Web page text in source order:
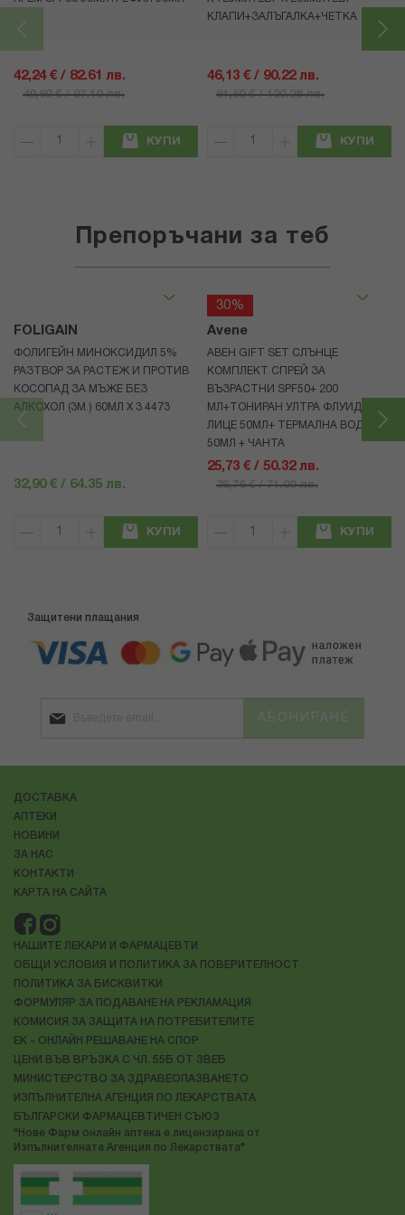
42,24 € / 82.61 лв.
49,69 € / 97.19 лв.
КУПИ
КЛАПИ+ЗАЛЪГАЛКА+ЧЕТКА
46,13 € / 90.22 лв.
61,50 € / 120.28 лв.
КУПИ
Препоръчани за теб
FOLIGAIN
ФОЛИГЕЙН МИНОКСИДИЛ 5%
РАЗТВОР ЗА РАСТЕЖ И ПРОТИВ
КОСОПАД ЗА МЪЖЕ БЕЗ
АЛКОХОЛ (3М.) 60МЛ X 3 4473
32,90 € / 64.35 лв.
КУПИ
30%
Avene
АВЕН GIFT SET СЛЪНЦЕ
КОМПЛЕКТ СПРЕЙ ЗА
ВЪЗРАСТНИ SPF50+ 200
МЛ+ТОНИРАН УЛТРА ФЛУИД ЗА
ЛИЦЕ 50МЛ+ ТЕРМАЛНА ВОДА
50МЛ + ЧАНТА
25,73 € / 50.32 лв.
36,76 € / 71.90 лв.
КУПИ
Защитени плащания
АБОНИРАНЕ
ДОСТАВКА
АПТЕКИ
НОВИНИ
ЗА НАС
КОНТАКТИ
КАРТА НА САЙТА
НАШИТЕ ЛЕКАРИ И ФАРМАЦЕВТИ
ОБЩИ УСЛОВИЯ И ПОЛИТИКА ЗА ПОВЕРИТЕЛНОСТ
ПОЛИТИКА ЗА БИСКВИТКИ
ФОРМУЛЯР ЗА ПОДАВАНЕ НА РЕКЛАМАЦИЯ
КОМИСИЯ ЗА ЗАЩИТА НА ПОТРЕБИТЕЛИТЕ
ЕК - ОНЛАЙН РЕШАВАНЕ НА СПОР
ЦЕНИ ВЪВ ВРЪЗКА С ЧЛ. 55Б ОТ ЗВЕБ
МИНИСТЕРСТВО ЗА ЗДРАВЕОПАЗВАНЕТО
ИЗПЪЛНИТЕЛНА АГЕНЦИЯ ПО ЛЕКАРСТВАТА
БЪЛГАРСКИ ФАРМАЦЕВТИЧЕН СЪЮЗ
"Нове Фарм онлайн аптека е лицензирана от
Изпълнителната Агенция по Лекарствата"